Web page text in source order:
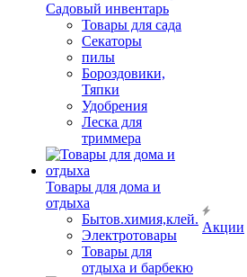
Садовый инвентарь
Товары для сада
Секаторы
пилы
Бороздовики,
Тяпки
Удобрения
Леска для
триммера
Товары для дома и
отдыха
Бытов.химия,клей.
Электротовары
Товары для
отдыха и барбекю
Акции